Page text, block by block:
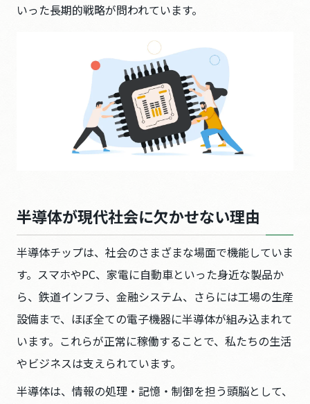
いった長期的戦略が問われています。
半導体が現代社会に欠かせない理由
半導体チップは、社会のさまざまな場面で機能していま
す。スマホやPC、家電に自動車といった身近な製品か
ら、鉄道インフラ、金融システム、さらには工場の生産
設備まで、ほぼ全ての電子機器に半導体が組み込まれて
います。これらが正常に稼働することで、私たちの生活
やビジネスは支えられています。
半導体は、情報の処理・記憶・制御を担う頭脳として、